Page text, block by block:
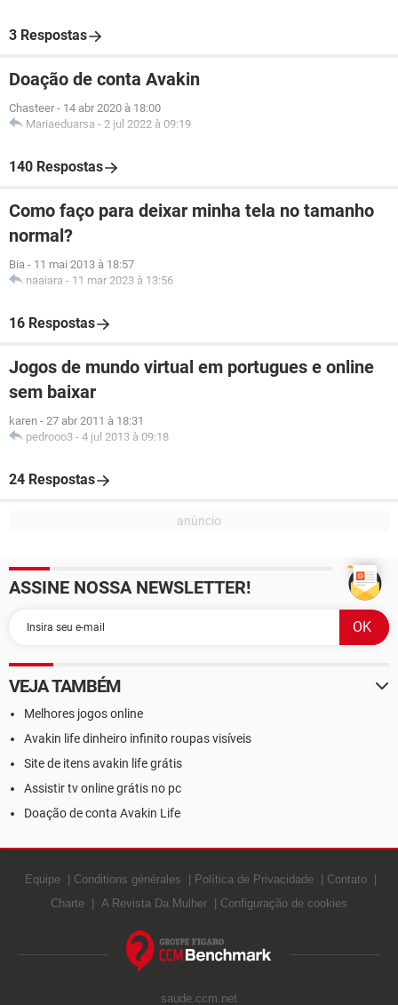
3 Respostas
Doação de conta Avakin
Chasteer - 14 abr 2020 à 18:00
Mariaeduarsa - 2 jul 2022 à 09:19
140 Respostas
Como faço para deixar minha tela no tamanho
normal?
Bia - 11 mai 2013 à 18:57
naaiara - 11 mar 2023 à 13:56
16 Respostas
Jogos de mundo virtual em portugues e online
sem baixar
karen - 27 abr 2011 à 18:31
pedrooo3 - 4 jul 2013 à 09:18
24 Respostas
ASSINE NOSSA NEWSLETTER!
VEJA TAMBÉM
Melhores jogos online
Avakin life dinheiro infinito roupas visíveis
Site de itens avakin life grátis
Assistir tv online grátis no pc
Doação de conta Avakin Life
Equipe Conditions générales Política de Privacidade
Contato
Charte
A Revista Da Mulher Configuração de cookies
saude.ccm.net